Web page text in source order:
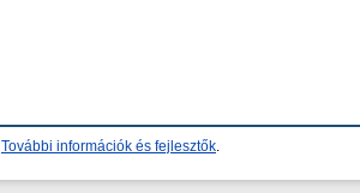
További információk és fejlesztők